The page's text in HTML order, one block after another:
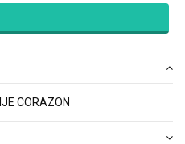
CORAZON